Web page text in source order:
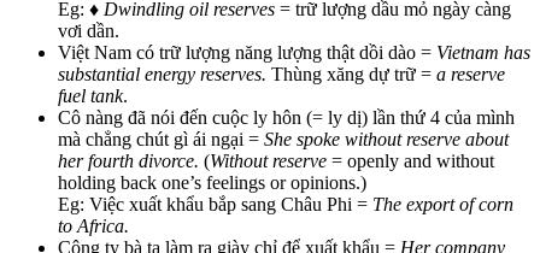
Eg: ♦ Dwindling oil reserves = trữ lượng dầu mỏ ngày càng
vơi dần.
Việt Nam có trữ lượng năng lượng thật dồi dào = Vietnam has
substantial energy reserves. Thùng xăng dự trữ = a reserve
fuel tank.
Cô nàng đã nói đến cuộc ly hôn (= ly dị) lần thứ 4 của mình
mà chẳng chút gì ái ngại = She spoke without reserve about
her fourth divorce. (Without reserve = openly and without
holding back one’s feelings or opinions.)
Eg: Việc xuất khẩu bắp sang Châu Phi = The export of corn
to Africa.
Công ty bà ta làm ra giày chỉ để xuất khẩu = Her company